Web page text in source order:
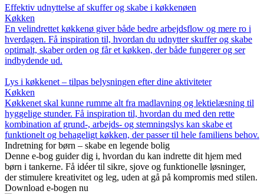
Effektiv udnyttelse af skuffer og skabe i køkkenøen
Køkken
En velindrettet køkkenø giver både bedre arbejdsflow og mere ro i
hverdagen. Få inspiration til, hvordan du udnytter skuffer og skabe
optimalt, skaber orden og får et køkken, der både fungerer og ser
indbydende ud.
Lys i køkkenet – tilpas belysningen efter dine aktiviteter
Køkken
Køkkenet skal kunne rumme alt fra madlavning og lektielæsning til
hyggelige stunder. Få inspiration til, hvordan du med den rette
kombination af grund-, arbejds- og stemningslys kan skabe et
funktionelt og behageligt køkken, der passer til hele familiens behov.
Indretning for børn – skabe en legende bolig
Denne e-bog guider dig i, hvordan du kan indrette dit hjem med
børn i tankerne. Få idéer til sikre, sjove og funktionelle løsninger,
der stimulere kreativitet og leg, uden at gå på kompromis med stilen.
Download e-bogen nu